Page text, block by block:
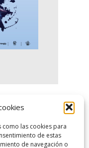
como las cookies para
de estas
de navegación o